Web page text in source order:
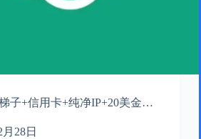
子+信用卡+纯净IP+20美金…
28日